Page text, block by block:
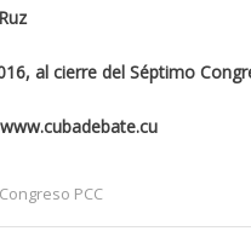
al cierre del Séptimo
www.cubadebate.cu
PCC